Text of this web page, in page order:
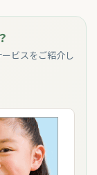
ビスをご紹介し